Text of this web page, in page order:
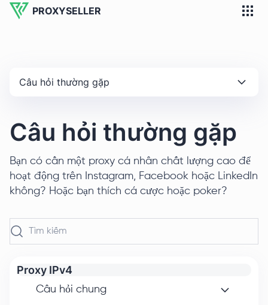
PROXYSELLER
Câu hỏi thường gặp
Câu hỏi thường gặp
Bạn có cần một proxy cá nhân chất lượng cao để
hoạt động trên Instagram, Facebook hoặc LinkedIn
không? Hoặc bạn thích cá cược hoặc poker?
Proxy IPv4
Câu hỏi chung